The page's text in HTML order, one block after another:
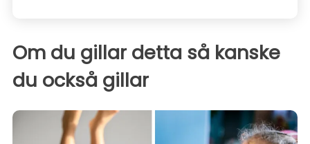
Om du gillar detta så kanske
du också gillar